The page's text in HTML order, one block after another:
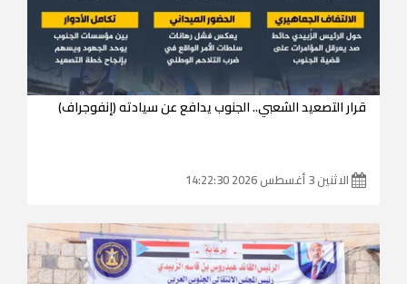
قرار التصعيد الشعبي.. الجنوب يدافع عن سيادته (إنفوجراف)
الاثنين 3 أغسطس 2026 14:22:30